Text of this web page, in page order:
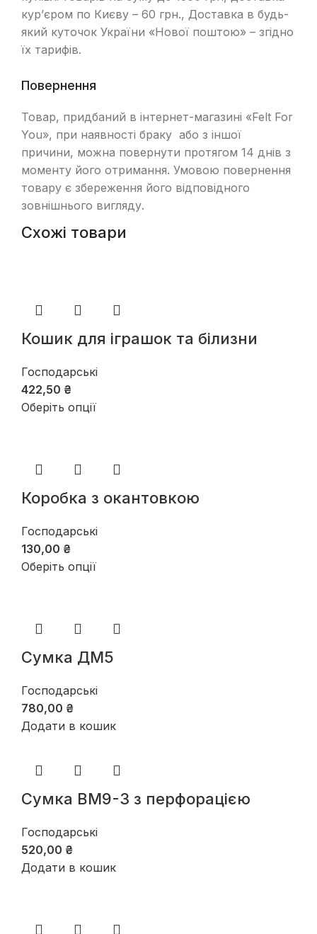
кур’єром по Києву – 60 грн., Доставка в будь-
який куточок України «Нової поштою» – згідно
їх тарифів.
Повернення
Товар, придбаний в інтернет-магазині «Felt For
You», при наявності браку або з іншої
причини, можна повернути протягом 14 днів з
моменту його отримання. Умовою повернення
товару є збереження його відповідного
зовнішнього вигляду.
Схожі товари
Кошик для іграшок та білизни
Господарські
422,50 ₴
Оберіть опції
Коробка з окантовкою
Господарські
130,00 ₴
Оберіть опції
Сумка ДМ5
Господарські
780,00 ₴
Додати в кошик
Сумка ВМ9-3 з перфорацією
Господарські
520,00 ₴
Додати в кошик